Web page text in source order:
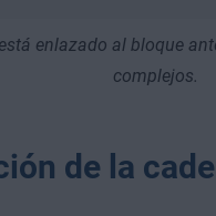
enlazado al bloque
complejos.
de la